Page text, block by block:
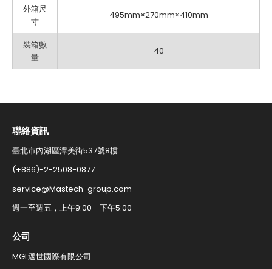
外箱尺
寸
495mm×270mm×410mm
裝箱數
量
40
聯絡資訊​
臺北市內湖區潭美街537號8樓
(+886)-2-2508-0877​
service@Mastech-group.com​
週一至週五，上午9:00 - 下午5:00​
公司
MGL邁世國際有限公司